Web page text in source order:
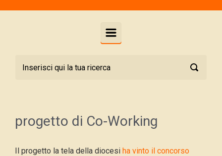
progetto di Co-Working
Il progetto la tela della diocesi ha vinto il concorso